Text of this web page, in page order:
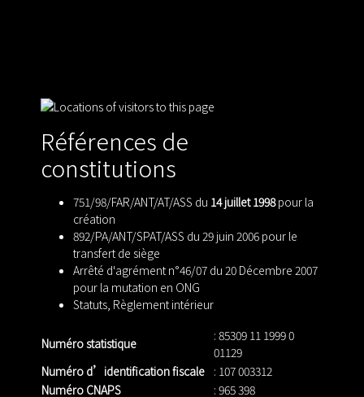
Références de
constitutions
751/98/FAR/ANT/AT/ASS du 14 juillet 1998pour la
création
892/PA/ANT/SPAT/ASS du 29 juin 2006 pour le
transfert de siège
Arrêté d'agrément n°46/07 du 20 Décembre 2007
pour la mutation en ONG
Statuts Règlement intérieur
Numéro statistique
: 85309 11 1999 0
01129
Numéro d’identification fiscale : 107 003312
Numéro CNAPS
: 965 398